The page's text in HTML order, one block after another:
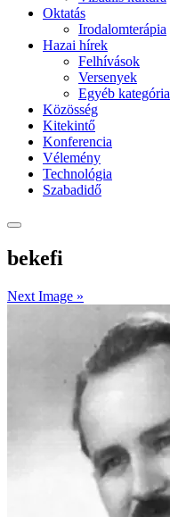
Oktatás
Irodalomterápia
Hazai hírek
Felhívások
Versenyek
Egyéb kategória
Közösség
Kitekintő
Konferencia
Vélemény
Technológia
Szabadidő
bekefi
Next Image »